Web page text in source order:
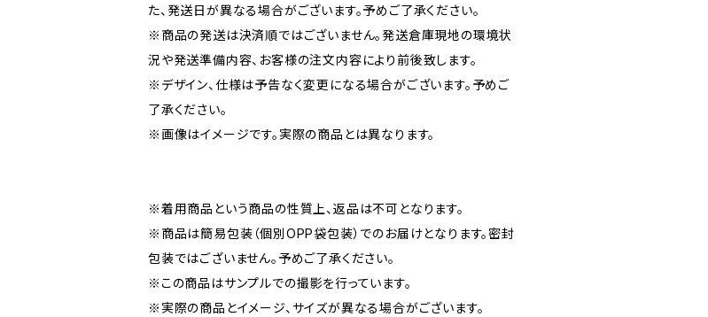
た、発送日が異なる場合がございます。予めご了承ください。
※商品の発送は決済順ではございません。発送倉庫現地の環境状
況や発送準備内容、お客様の注文内容により前後致します。
※デザイン、仕様は予告なく変更になる場合がございます。予めご
了承ください。
※画像はイメージです。実際の商品とは異なります。
※着用商品という商品の性質上、返品は不可となります。
※商品は簡易包装（個別OPP袋包装）でのお届けとなります。密封
包装ではございません。予めご了承ください。
※この商品はサンプルでの撮影を行っています。
※実際の商品とイメージ、サイズが異なる場合がございます。